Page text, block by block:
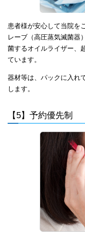
患者様が安心して当院を
レーブ（高圧蒸気滅菌器
菌するオイルライザー、
ています。
器材等は、パックに入れ
します。
【5】予約優先制